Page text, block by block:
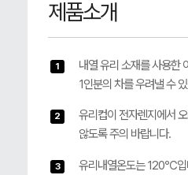
제품소개
1
내열 유리 소재를 사용한
1인분의 차를 우려낼 수
2
유리컵이 전자렌지에서
않도록 주의 바랍니다.
3
유리내열온도는 120℃입